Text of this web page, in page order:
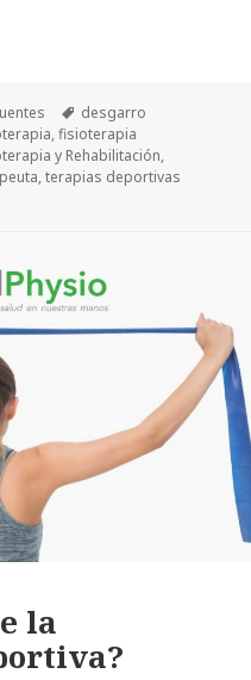
Etiquetas
desgarro
,fisioterapia
y Rehabilitación,
,terapias deportivas
la